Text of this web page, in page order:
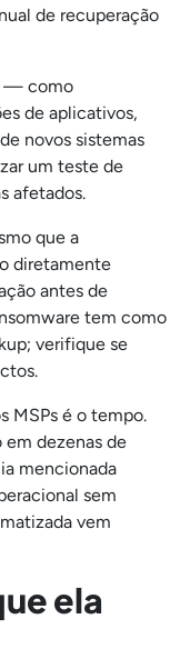
de recuperação
— como
de aplicativos,
novos sistemas
um teste de
afetados.
que a
diretamente
antes de
tem como
verifique se
MSPs é o tempo.
em dezenas de
mencionada
sem
vem
ela